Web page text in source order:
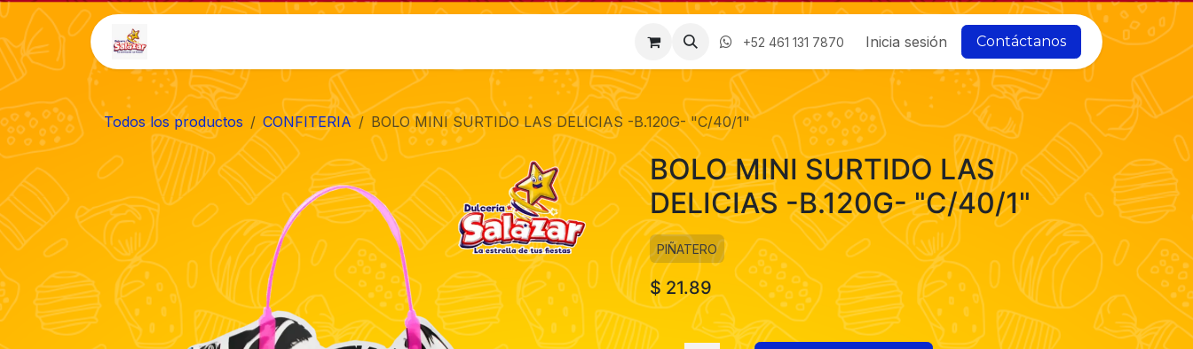
Ir al contenido
Contáctenos Nosotros
+52 461 131 7870 Inicia sesión Contáctanos
Todos los productos CONFITERIA BOLO MINI SURTIDO LAS DELICIAS -B.120G- "C/40/1"
BOLO MINI SURTIDO LAS
DELICIAS -B.120G- "C/40/1"
PIÑATERO
$ 21.89